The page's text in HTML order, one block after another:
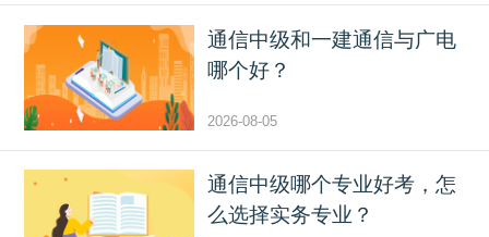
通信中级和一建通信与广电
哪个好？
2026-08-05
通信中级哪个专业好考，怎
么选择实务专业？